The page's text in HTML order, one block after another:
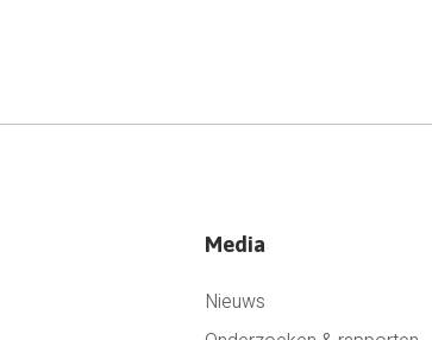
Media
Nieuws